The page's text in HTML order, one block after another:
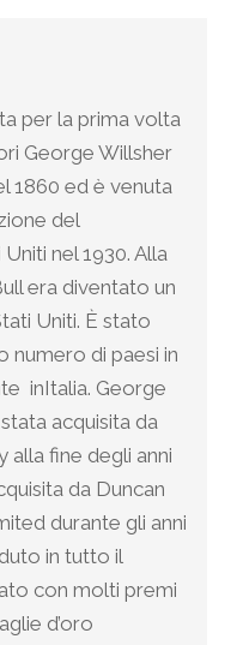
per la prima volta
George Willsher
1860 ed è venuta
del
nel 1930. Alla
era diventato un
Uniti. È stato
numero di paesi in
inItalia. George
acquisita da
alla fine degli anni
da Duncan
durante gli anni
in tutto il
con molti premi
d’oro